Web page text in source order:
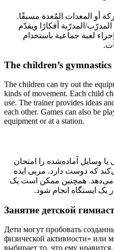
أو المعدات المُعدة مسبقًا.
المدرّبة أفكارًا ويقدّم
لعبة جماعية باستخدام
The children’s gymnastics
The children can try out the
kinds of movement. Each child
use. The trainer provides ideas
each other. Games can also be
equipment or at a station.
وسایل آماده‌شده را امتحان
که دوست دارد. مربی ایده
همچنین ممکن است یک
یک ایستگاه انجام شود.
Занятие детской
Дети могут пробовать
физической активности» или
выбирает то, что ему